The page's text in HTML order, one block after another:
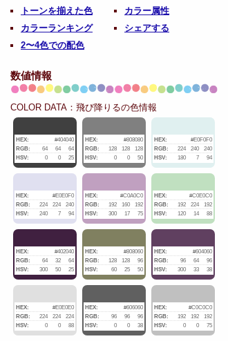
トーンを揃えた色
カラーランキング
2〜4色での配色
カラー属性
シェアする
数値情報
COLOR DATA：飛び降りるの色情報
HEX:
#404040
RGB:
64 64
64
HSV:
0 0 25
HEX:
#808080
RGB:
128 128
128
HSV:
0 0 50
HEX:
#E0F0F0
RGB:
224 240
240
HSV:
180 7 94
HEX:
#E0E0F0
RGB:
224 224
240
HSV:
240 7 94
HEX:
#C0A0C0
RGB:
192 160
192
HSV:
300 17 75
HEX:
#C0E0C0
RGB:
192 224
192
HSV:
120 14 88
HEX:
#402040
RGB:
64 32
64
HSV:
300 50 25
HEX:
#808060
RGB:
128 128
96
HSV:
60 25 50
HEX:
#604060
RGB:
96 64
96
HSV:
300 33 38
HEX:
#E0E0E0
RGB:
224 224
224
HSV:
0 0 88
HEX:
#606060
RGB:
96 96
96
HSV:
0 0 38
HEX:
#C0C0C0
RGB:
192 192
192
HSV:
0 0 75